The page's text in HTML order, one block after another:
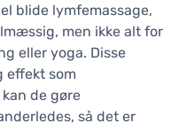
blide lymfemassage,
men ikke alt for
eller yoga. Disse
effekt som
de gøre
så det er